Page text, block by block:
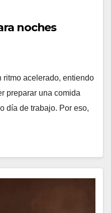
noches
acelerado, entiendo
preparar una comida
día de trabajo. Por eso,